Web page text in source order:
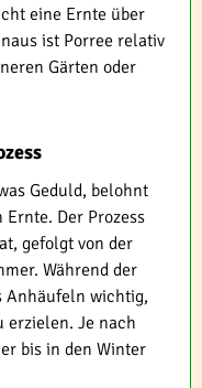
eine Ernte über
ist Porree relativ
Gärten oder
Geduld, belohnt
Der Prozess
gefolgt von der
Während der
Anhäufeln wichtig,
erzielen. Je nach
bis in den Winter